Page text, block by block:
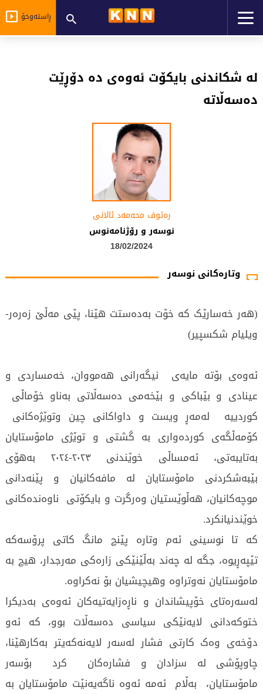
ڕاستەوخۆ
لە شکاندنی بایکۆت ئەوەی دە دۆڕێت
دەسەڵاتە
رەئوف محەمەد ئالانی
نوسەر و رۆژنامەنوس
18/02/2024
وتارەکانی نوسەر
(هەر خەسارێک کە خۆت بەدەستت هێنا، پێی مەڵێ زەرەر-
ویلیام شکسپیر)
ئەوەی بۆتە مایەی نیگەرانی هەمووان، خەمساردی و
عینادی و بێباکی و بێخەمی دەسەڵاتی بەناو خۆماڵی
کوردییە لەمەڕ ویست و داواکانی چین وتوێژەکانی
کۆمەڵگەی کوردەواری بە گشتی و توێژی مامۆستایان
بەتایبەتی، ئەمساڵی خوێندنی ٢٠٢٣-٢٠٢٤ بەهۆی
بێبەشکردنی مامۆستایان لە مافەکانیان و پێنەدانی
موچەکانیان، هەڵوێستیان وەرگرت و بایکۆتی ناوەندەکانی
خوێندنیانکرد.
کە تا نوسینی ئەم وتارە پێنچ مانگ کاتی پرۆسەکە
تێپەڕیوە، جگە لە چەند بەڵێنێکی زارەکی مەرجدار، هیچ بە
مامۆستایان نەوتراوە وهیچیشیان بۆ نەکراوە.
لەسەرەتای خۆپیشاندان و ناڕەزایەتیەکان ئەوەی بەدیکرا
ختوکەدانی لایەنێکی سیاسی دەسەڵات بوو، کە ئەو
دۆخەی وەک کارتی فشار لەسەر لایەنەکەیتر بەکارهێنا،
چاوپۆشی لە سزادان و فشارەکان کرد بۆسەر
مامۆستایان، بەڵام ئەمە ئەوە ناگەیەنێت مامۆستایان بە